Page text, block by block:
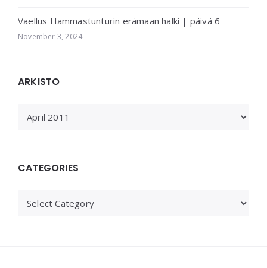
Vaellus Hammastunturin erämaan halki | päivä 6
November 3, 2024
ARKISTO
CATEGORIES